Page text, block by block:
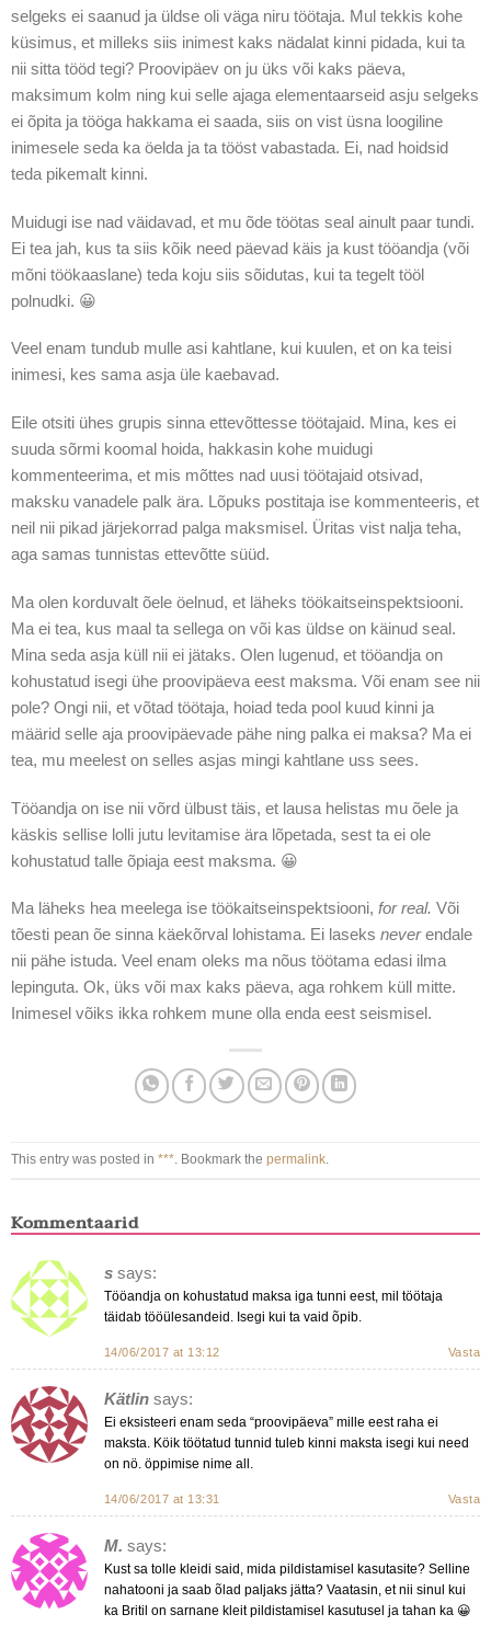
selgeks ei saanud ja üldse oli väga niru töötaja. Mul tekkis kohe
küsimus, et milleks siis inimest kaks nädalat kinni pidada, kui ta
nii sitta tööd tegi? Proovipäev on ju üks või kaks päeva,
maksimum kolm ning kui selle ajaga elementaarseid asju selgeks
ei õpita ja tööga hakkama ei saada, siis on vist üsna loogiline
inimesele seda ka öelda ja ta tööst vabastada. Ei, nad hoidsid
teda pikemalt kinni.
Muidugi ise nad väidavad, et mu õde töötas seal ainult paar tundi.
Ei tea jah, kus ta siis kõik need päevad käis ja kust tööandja (või
mõni töökaaslane) teda koju siis sõidutas, kui ta tegelt tööl
polnudki. 😀
Veel enam tundub mulle asi kahtlane, kui kuulen, et on ka teisi
inimesi, kes sama asja üle kaebavad.
Eile otsiti ühes grupis sinna ettevõttesse töötajaid. Mina, kes ei
suuda sõrmi koomal hoida, hakkasin kohe muidugi
kommenteerima, et mis mõttes nad uusi töötajaid otsivad,
maksku vanadele palk ära. Lõpuks postitaja ise kommenteeris, et
neil nii pikad järjekorrad palga maksmisel. Üritas vist nalja teha,
aga samas tunnistas ettevõtte süüd.
Ma olen korduvalt õele öelnud, et läheks töökaitseinspektsiooni.
Ma ei tea, kus maal ta sellega on või kas üldse on käinud seal.
Mina seda asja küll nii ei jätaks. Olen lugenud, et tööandja on
kohustatud isegi ühe proovipäeva eest maksma. Või enam see nii
pole? Ongi nii, et võtad töötaja, hoiad teda pool kuud kinni ja
määrid selle aja proovipäevade pähe ning palka ei maksa? Ma ei
tea, mu meelest on selles asjas mingi kahtlane uss sees.
Tööandja on ise nii võrd ülbust täis, et lausa helistas mu õele ja
käskis sellise lolli jutu levitamise ära lõpetada, sest ta ei ole
kohustatud talle õpiaja eest maksma. 😀
Ma läheks hea meelega ise töökaitseinspektsiooni, for real. Või
tõesti pean õe sinna käekõrval lohistama. Ei laseks neverendale
nii pähe istuda. Veel enam oleks ma nõus töötama edasi ilma
lepinguta. Ok, üks või max kaks päeva, aga rohkem küll mitte.
Inimesel võiks ikka rohkem mune olla enda eest seismisel.
This entry was posted in ***. Bookmark the permalink.
Kommentaarid
s says:
Tööandja on kohustatud maksa iga tunni eest, mil töötaja
täidab tööülesandeid. Isegi kui ta vaid õpib.
14/06/2017 at 13:12 Vasta
Kätlin says:
Ei eksisteeri enam seda “proovipäeva” mille eest raha ei
maksta. Köik töötatud tunnid tuleb kinni maksta isegi kui need
on nö. öppimise nime all.
14/06/2017 at 13:31 Vasta
M. says:
Kust sa tolle kleidi said, mida pildistamisel kasutasite? Selline
nahatooni ja saab õlad paljaks jätta? Vaatasin, et nii sinul kui
ka Britil on sarnane kleit pildistamisel kasutusel ja tahan ka 😀